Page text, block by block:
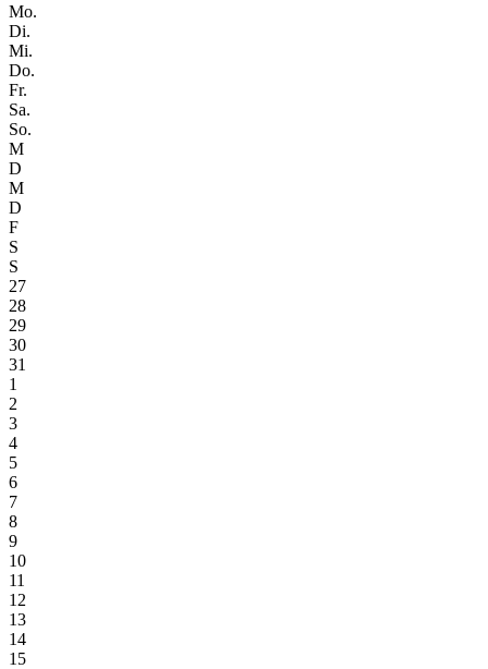
Mo.
Di.
Mi.
Do.
Fr.
Sa.
So.
M
D
M
D
F
S
S
27
28
29
30
31
1
2
3
4
5
6
7
8
9
10
11
12
13
14
15